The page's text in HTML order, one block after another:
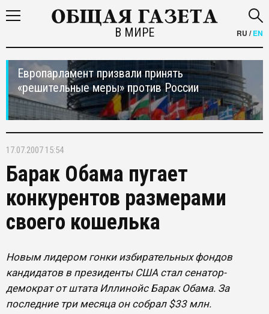
В МИРЕ RU /EN
Европарламент призвали принять
«решительные меры» против России
17.07.2007 15:54
Барак Обама пугает
конкурентов размерами
своего кошелька
Новым лидером гонки избирательных фондов
кандидатов в президенты США стал сенатор-
демократ от штата Иллинойс Барак Обама. За
последние три месяца он собрал $33 млн.